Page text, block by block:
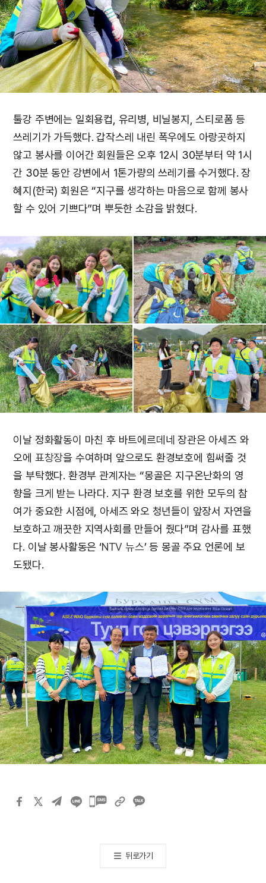
툴강 주변에는 일회용컵, 유리병, 비닐봉지, 스티로폼 등
쓰레기가 가득했다. 갑작스레 내린 폭우에도 아랑곳하지
않고 봉사를 이어간 회원들은 오후 12시 30분부터 약 1시
간 30분 동안 강변에서 1톤가량의 쓰레기를 수거했다. 장
혜지(한국) 회원은 “지구를 생각하는 마음으로 함께 봉사
할 수 있어 기쁘다”며 뿌듯한 소감을 밝혔다.
이날 정화활동이 마친 후 바트에르데네 장관은 아세즈 와
오에 표창장을 수여하며 앞으로도 환경보호에 힘써줄 것
을 부탁했다. 환경부 관계자는 “몽골은 지구온난화의 영
향을 크게 받는 나라다. 지구 환경 보호를 위한 모두의 참
여가 중요한 시점에, 아세즈 와오 청년들이 앞장서 자연을
보호하고 깨끗한 지역사회를 만들어 줬다”며 감사를 표했
다. 이날 봉사활동은 ‘NTV 뉴스’ 등 몽골 주요 언론에 보
도됐다.
카카오톡
뒤로가기